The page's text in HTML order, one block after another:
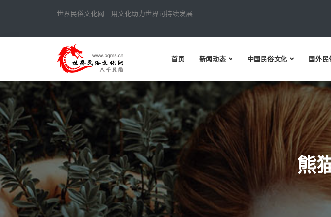
世界民俗文化网 用文化助力世界可持续发展
首页 新闻动态 中国民俗文化 国外民
熊